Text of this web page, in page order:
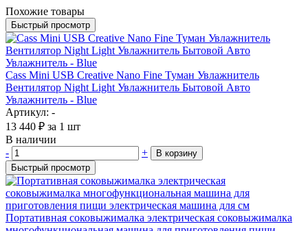
Похожие товары
Быстрый просмотр
Cass Mini USB Creative Nano Fine Туман Увлажнитель
Вентилятор Night Light Увлажнитель Бытовой Авто
Увлажнитель - Blue
Артикул: -
13 440 ₽ за 1 шт
В наличии
-
+
В корзину
Быстрый просмотр
Портативная соковыжималка электрическая соковыжималка